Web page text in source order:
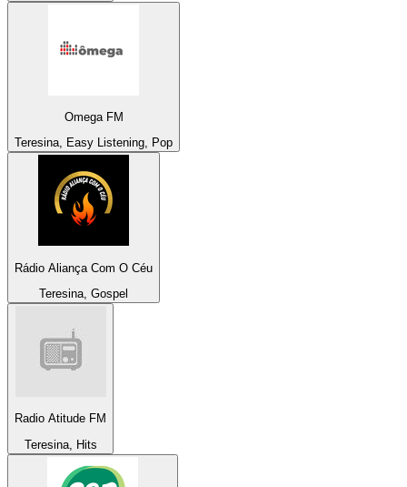
Omega FM
Teresina, Easy Listening, Pop
Rádio Aliança Com O Céu
Teresina, Gospel
Radio Atitude FM
Teresina, Hits